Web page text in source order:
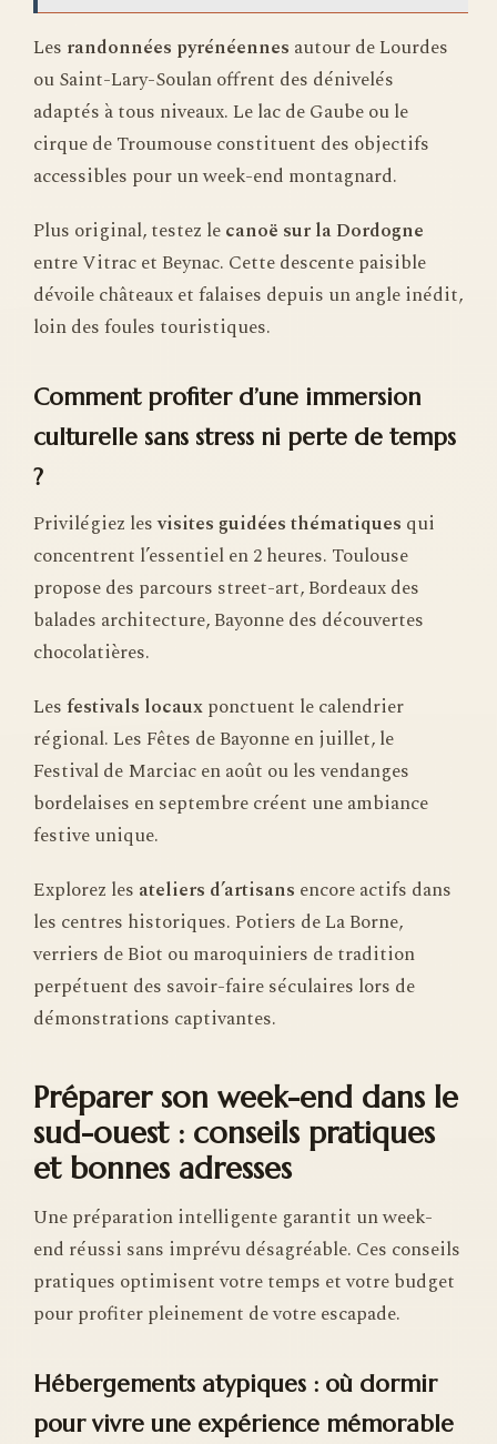
Les randonnées pyrénéennes autour de Lourdes
ou Saint-Lary-Soulan offrent des dénivelés
adaptés à tous niveaux. Le lac de Gaube ou le
cirque de Troumouse constituent des objectifs
accessibles pour un week-end montagnard.
Plus original, testez lecanoë sur la Dordogne
entre Vitrac et Beynac. Cette descente paisible
dévoile châteaux et falaises depuis un angle inédit,
loin des foules touristiques.
Comment profiter d’une immersion
culturelle sans stress ni perte de temps
?
Privilégiez lesvisites guidées thématiques qui
concentrent l’essentiel en 2 heures. Toulouse
propose des parcours street-art, Bordeaux des
balades architecture, Bayonne des découvertes
chocolatières.
Lesfestivals locauxponctuent le calendrier
régional. Les Fêtes de Bayonne en juillet, le
Festival de Marciac en août ou les vendanges
bordelaises en septembre créent une ambiance
festive unique.
Explorez les ateliers d’artisans encore actifs dans
les centres historiques. Potiers de La Borne,
verriers de Biot ou maroquiniers de tradition
perpétuent des savoir-faire séculaires lors de
démonstrations captivantes.
Préparer son week-end dans le
sud-ouest : conseils pratiques
et bonnes adresses
Une préparation intelligente garantit un week-
end réussi sans imprévu désagréable. Ces conseils
pratiques optimisent votre temps et votre budget
pour profiter pleinement de votre escapade.
Hébergements atypiques : où dormir
pour vivre une expérience mémorable